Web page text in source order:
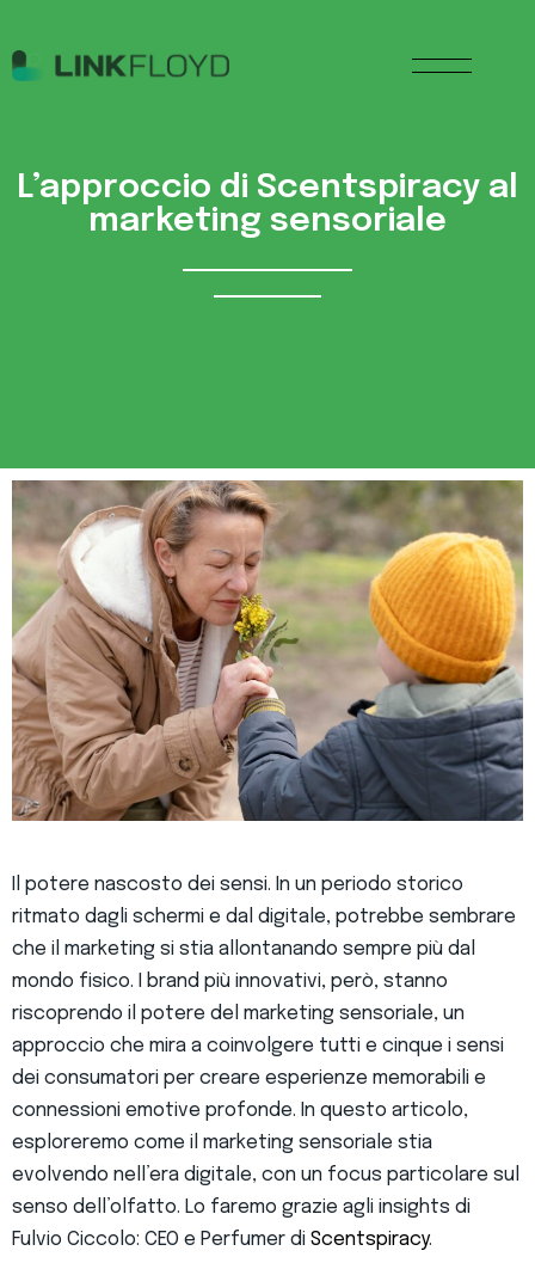
L’approccio di Scentspiracy al
marketing sensoriale
Il potere nascosto dei sensi. In un periodo storico
ritmato dagli schermi e dal digitale, potrebbe sembrare
che il marketing si stia allontanando sempre più dal
mondo fisico. I brand più innovativi, però, stanno
riscoprendo il potere del marketing sensoriale, un
approccio che mira a coinvolgere tutti e cinque i sensi
dei consumatori per creare esperienze memorabili e
connessioni emotive profonde. In questo articolo,
esploreremo come il marketing sensoriale stia
evolvendo nell’era digitale, con un focus particolare sul
senso dell’olfatto. Lo faremo grazie agli insights di
Fulvio Ciccolo: CEO e Perfumer di Scentspiracy.